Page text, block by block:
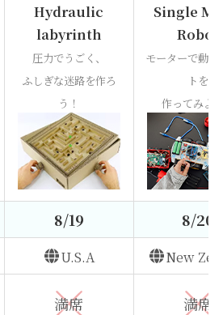
Hydraulic
labyrinth
圧力でうごく、
ふしぎな迷路を作ろ
う！
Single
Robot
モーターで動く
トを
作ってみよ
8/19 8/20
U.S.A New
満席 満席